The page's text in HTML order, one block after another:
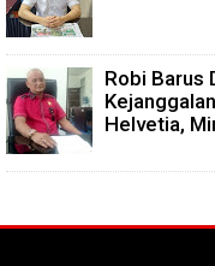
Robi Barus
Helvetia,